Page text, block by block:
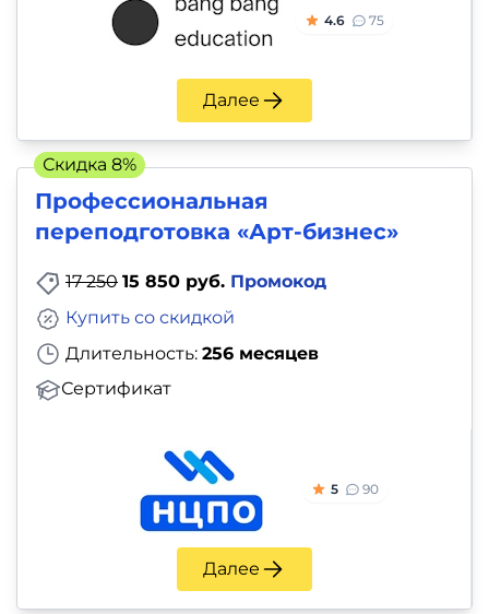
4.6 75
Далее
Профессиональная
переподготовка «Арт-бизнес»
17 250 15 850 руб. Промокод
Длительность: 256 месяцев
Сертификат
Купить со скидкой
5 90
Далее
Скидка 8%